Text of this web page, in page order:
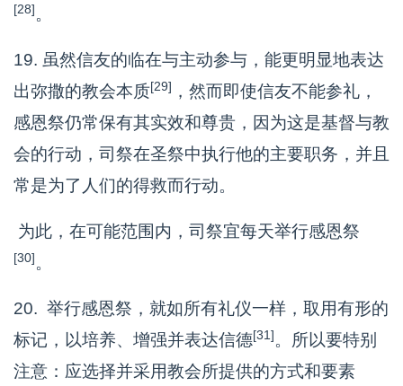
[28]。
19. 虽然信友的临在与主动参与，能更明显地表达
出弥撒的教会本质[29] ，然而即使信友不能参礼，
感恩祭仍常保有其实效和尊贵，因为这是基督与教
会的行动，司祭在圣祭中执行他的主要职务，并且
常是为了人们的得救而行动。
为此，在可能范围内，司祭宜每天举行感恩祭
[30]。
20. 举行感恩祭，就如所有礼仪一样，取用有形的
标记，以培养、增强并表达信德[31]。所以要特别
注意：应选择并采用教会所提供的方式和要素